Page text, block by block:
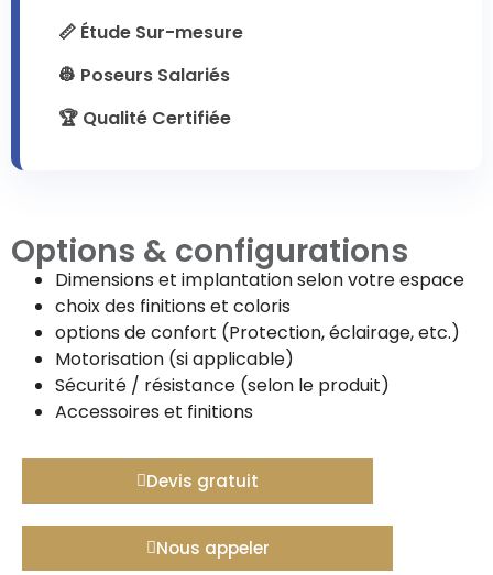
📏 Étude Sur-mesure
👷 Poseurs Salariés
🏆 Qualité Certifiée
Options & configurations
Dimensions et implantation selon votre espace
choix des finitions et coloris
options de confort (Protection, éclairage, etc.)
Motorisation (si applicable)
Sécurité / résistance (selon le produit)
Accessoires et finitions
Devis gratuit
Nous appeler